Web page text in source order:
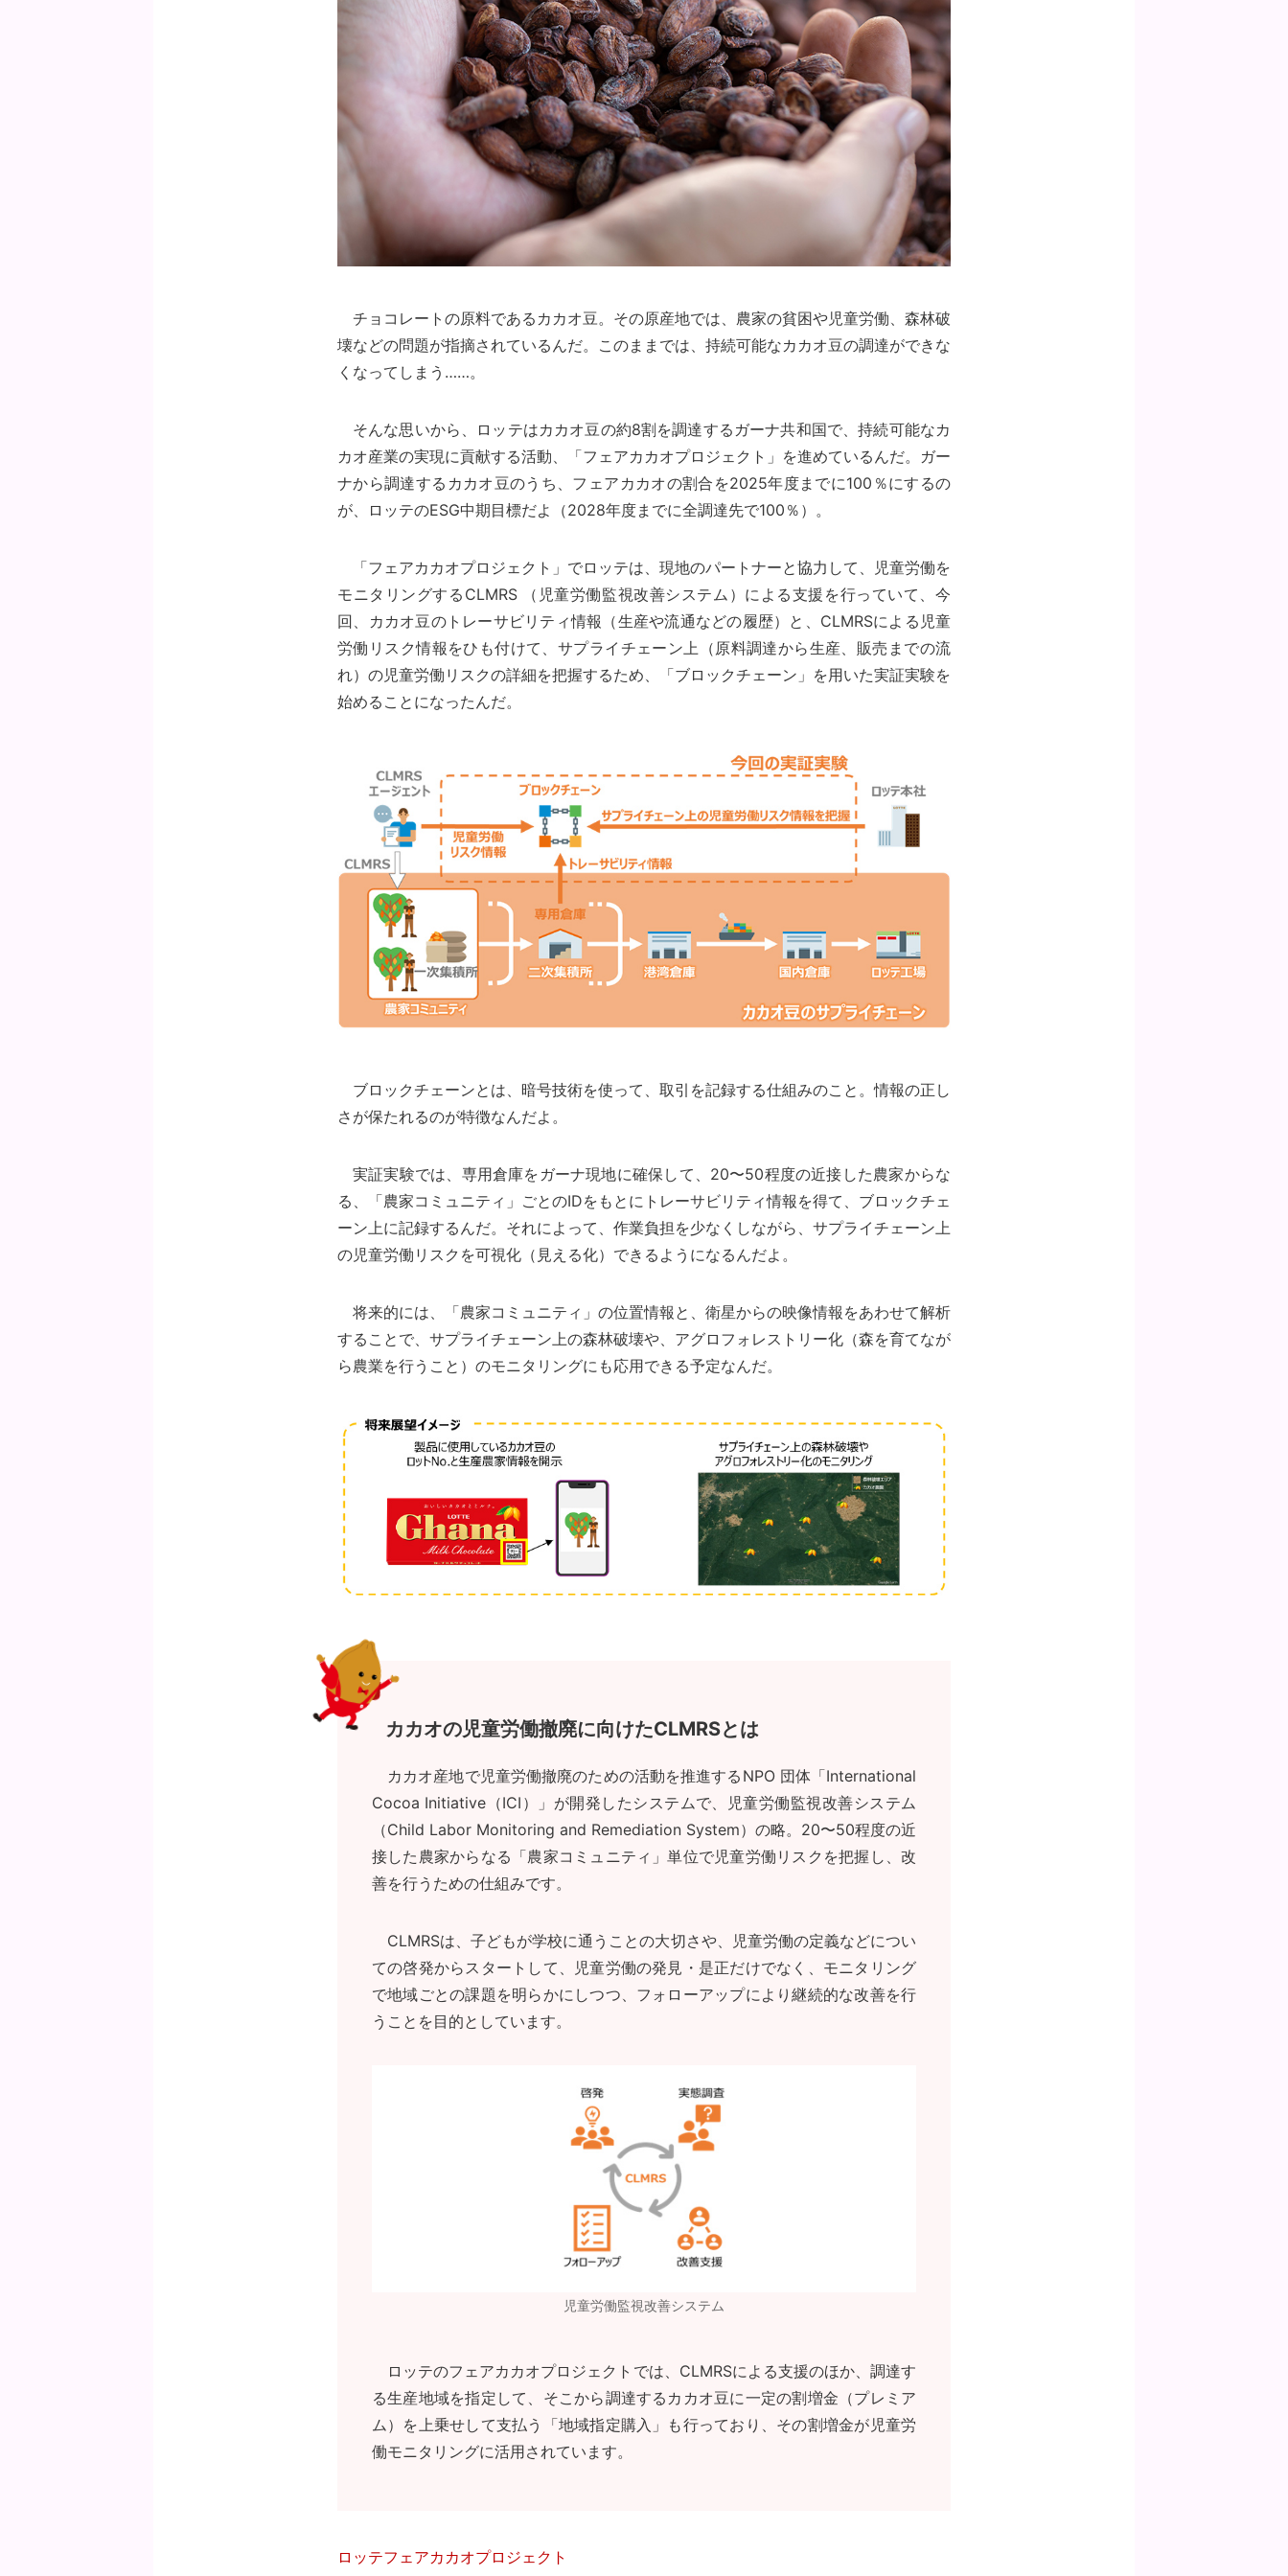
チョコレートの原料であるカカオ豆。その原産地では、農家の貧困や児童労働、森林破
壊などの問題が指摘されているんだ。このままでは、持続可能なカカオ豆の調達ができな
くなってしまう……。
そんな思いから、ロッテはカカオ豆の約8割を調達するガーナ共和国で、持続可能なカ
カオ産業の実現に貢献する活動、「フェアカカオプロジェクト」を進めているんだ。ガー
ナから調達するカカオ豆のうち、フェアカカオの割合を2025年度までに100％にするの
が、ロッテのESG中期目標だよ（2028年度までに全調達先で100％）。
「フェアカカオプロジェクト」でロッテは、現地のパートナーと協力して、児童労働を
モニタリングするCLMRS （児童労働監視改善システム）による支援を行っていて、今
回、カカオ豆のトレーサビリティ情報（生産や流通などの履歴）と、CLMRSによる児童
労働リスク情報をひも付けて、サプライチェーン上（原料調達から生産、販売までの流
れ）の児童労働リスクの詳細を把握するため、「ブロックチェーン」を用いた実証実験を
始めることになったんだ。
ブロックチェーンとは、暗号技術を使って、取引を記録する仕組みのこと。情報の正し
さが保たれるのが特徴なんだよ。
実証実験では、専用倉庫をガーナ現地に確保して、20〜50程度の近接した農家からな
る、「農家コミュニティ」ごとのIDをもとにトレーサビリティ情報を得て、ブロックチェ
ーン上に記録するんだ。それによって、作業負担を少なくしながら、サプライチェーン上
の児童労働リスクを可視化（見える化）できるようになるんだよ。
将来的には、「農家コミュニティ」の位置情報と、衛星からの映像情報をあわせて解析
することで、サプライチェーン上の森林破壊や、アグロフォレストリー化（森を育てなが
ら農業を行うこと）のモニタリングにも応用できる予定なんだ。
カカオの児童労働撤廃に向けたCLMRSとは
カカオ産地で児童労働撤廃のための活動を推進するNPO 団体「International
Cocoa Initiative（ICI）」が開発したシステムで、児童労働監視改善システム
（Child Labor Monitoring and Remediation System）の略。20〜50程度の近
接した農家からなる「農家コミュニティ」単位で児童労働リスクを把握し、改
善を行うための仕組みです。
CLMRSは、子どもが学校に通うことの大切さや、児童労働の定義などについ
ての啓発からスタートして、児童労働の発見・是正だけでなく、モニタリング
で地域ごとの課題を明らかにしつつ、フォローアップにより継続的な改善を行
うことを目的としています。
児童労働監視改善システム
ロッテのフェアカカオプロジェクトでは、CLMRSによる支援のほか、調達す
る生産地域を指定して、そこから調達するカカオ豆に一定の割増金（プレミア
ム）を上乗せして支払う「地域指定購入」も行っており、その割増金が児童労
働モニタリングに活用されています。
ロッテフェアカカオプロジェクト